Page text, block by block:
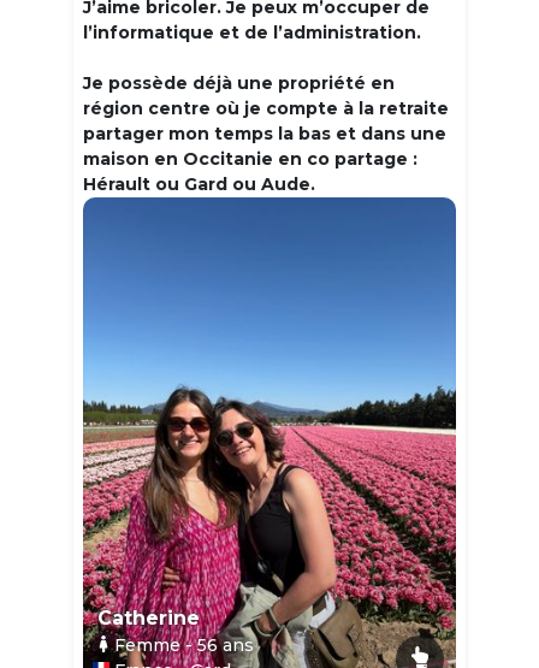
J’aime bricoler. Je peux m’occuper de
l’informatique et de l’administration.
Je possède déjà une propriété en
région centre où je compte à la retraite
partager mon temps la bas et dans une
maison en Occitanie en co partage :
Hérault ou Gard ou Aude.
Catherine
Femme- 56ans